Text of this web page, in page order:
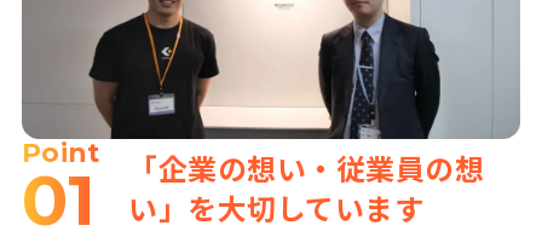
Point
01
「企業の想い・従業員の想
い」を大切しています